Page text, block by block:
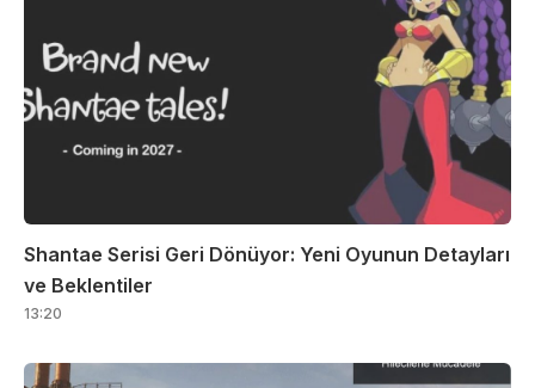
Shantae Serisi Geri Dönüyor: Yeni Oyunun Detayları
ve Beklentiler
13:20